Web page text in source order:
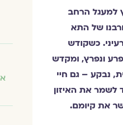
למעגל הרחב
של התא
כשקודש
ונפרץ, ומקדש
נבקע – גם חיי
לשמר את האיזון
את קיומם.